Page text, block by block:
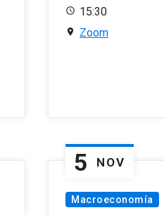
15:30
Zoom
5 NOV
Macroeconomía